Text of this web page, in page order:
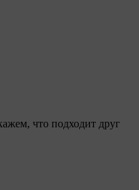
что подходит друг